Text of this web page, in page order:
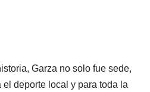
Garza no solo fue sede,
deporte local y para toda la